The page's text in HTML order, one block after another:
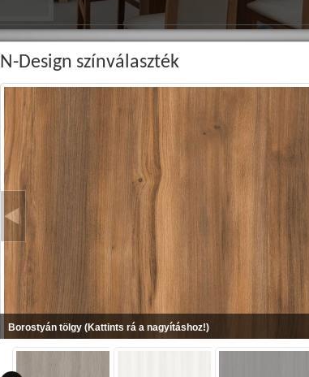
N-Design színválaszték
Borostyán tölgy (Kattints rá a nagyításhoz!)